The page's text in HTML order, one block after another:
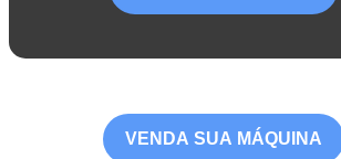
VENDA SUA MÁQUINA